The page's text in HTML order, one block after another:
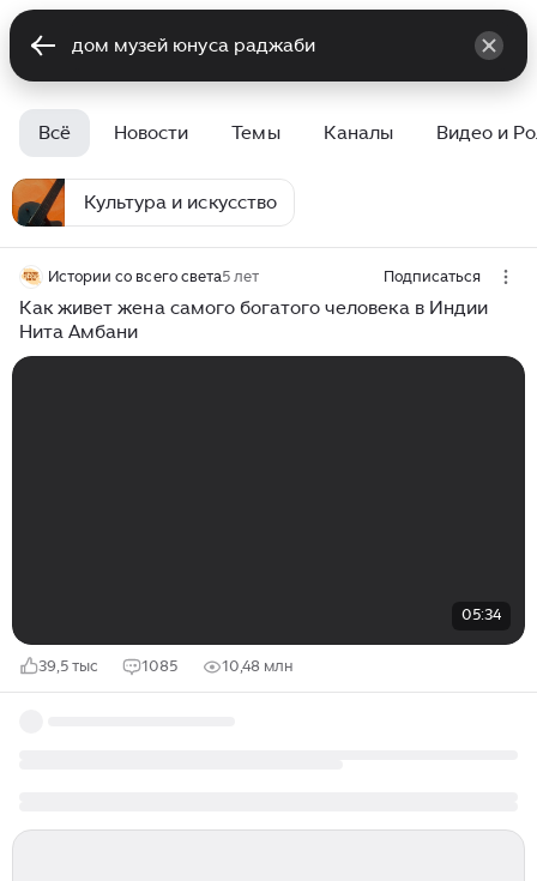
Всё Новости Темы Каналы Видео и
Культура и искусство
Истории со всего света5 лет Подписаться
Как живет жена самого богатого человека в Индии
Нита Амбани
05:34
39,5 тыс 1085 10,48 млн